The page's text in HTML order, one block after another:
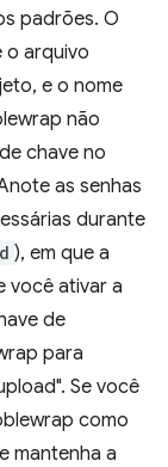
padrões. O
o arquivo
e o nome
não
chave no
as senhas
durante
), em que a
você ativar a
de
para
Se você
como
mantenha a